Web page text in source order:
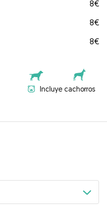
8€
8€
8€
Incluye cachorros